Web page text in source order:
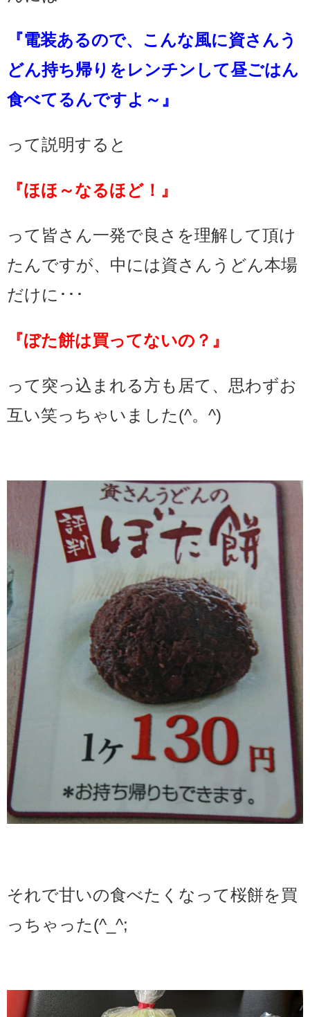
『電装あるので、こんな風に資さんう
どん持ち帰りをレンチンして昼ごはん
食べてるんですよ～』
って説明すると
『ほほ～なるほど！』
って皆さん一発で良さを理解して頂け
たんですが、中には資さんうどん本場
だけに･･･
『ぼた餅は買ってないの？』
って突っ込まれる方も居て、思わずお
互い笑っちゃいました(^。^)
それで甘いの食べたくなって桜餅を買
っちゃった(^_^;